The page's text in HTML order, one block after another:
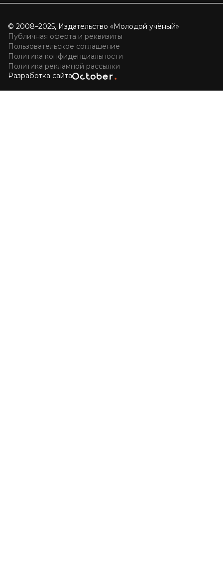
© 2008–2025, Издательство «Молодой учёный»
Публичная оферта и реквизиты
Пользовательское соглашение
Политика конфиденциальности
Политика рекламной рассылки
Разработка сайта